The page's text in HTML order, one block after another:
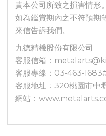
責本公司所致之損害情形。
如為鑑賞期內之不符預期
來信告訴我們。
九德精機股份有限公司
客服信箱：
客服專線：03-463-
客服地址：320桃園市中
網站：